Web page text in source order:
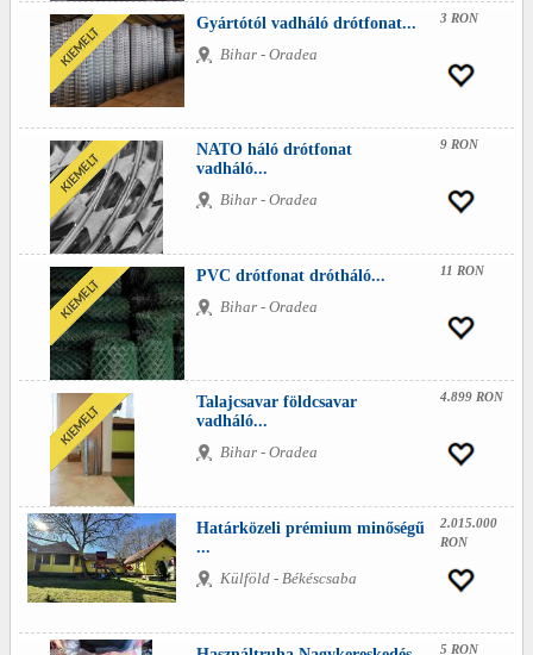
Gyártótól vadháló drótfonat...
Bihar - Oradea
3 RON
NATO háló drótfonat
vadháló...
Bihar - Oradea
9 RON
PVC drótfonat drótháló...
Bihar - Oradea
11 RON
Talajcsavar földcsavar
vadháló...
Bihar - Oradea
4.899 RON
Határközeli prémium minőségű
...
Külföld - Békéscsaba
2.015.000
RON
5 RON